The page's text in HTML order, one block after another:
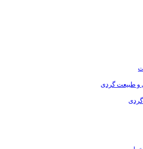
و طبیعت گردی